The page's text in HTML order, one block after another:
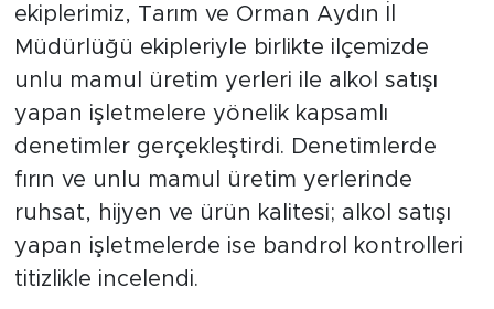
ekiplerimiz, Tarım ve Orman Aydın İl
Müdürlüğü ekipleriyle birlikte ilçemizde
unlu mamul üretim yerleri ile alkol satışı
yapan işletmelere yönelik kapsamlı
denetimler gerçekleştirdi. Denetimlerde
fırın ve unlu mamul üretim yerlerinde
ruhsat, hijyen ve ürün kalitesi; alkol satışı
yapan işletmelerde ise bandrol kontrolleri
titizlikle incelendi.